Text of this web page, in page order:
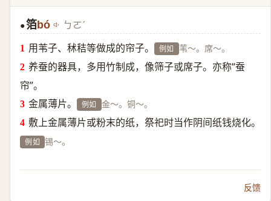
●箔bó ㄅㄛˊ
用苇子、秫秸等做成的帘子。 例如 苇～。席～。
养蚕的器具，多用竹制成，像筛子或席子。亦称“蚕
帘”。
金属薄片。
例如 金～。铜～。
敷上金属薄片或粉末的纸，祭祀时当作阴间纸钱烧化。
例如 锡～。
反馈